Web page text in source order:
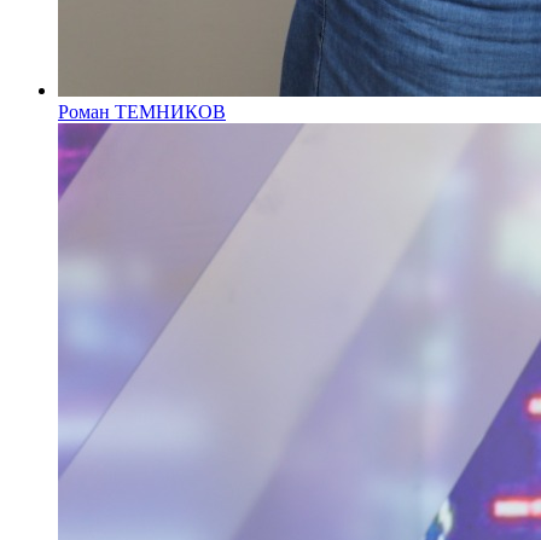
Роман ТЕМНИКОВ